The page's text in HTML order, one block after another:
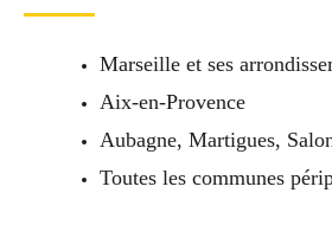
Marseille et ses
Aix-en-Provence
Aubagne, Martigues,
Toutes les communes